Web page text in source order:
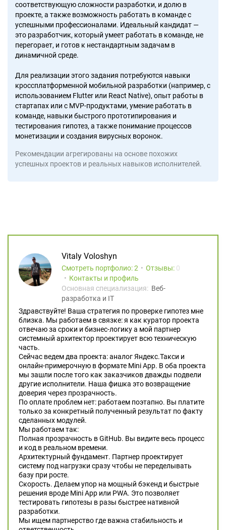
соответствующую сложности разработки, и долю в
проекте, а также возможность работать в команде с
успешными профессионалами. Идеальный кандидат —
это разработчик, который умеет работать в команде, не
перегорает, и готов к нестандартным задачам в
динамичной среде.
Для реализации этого задания потребуются навыки
кроссплатформенной мобильной разработки (например, с
использованием Flutter или React Native), опыт работы в
стартапах или с MVP-продуктами, умение работать в
команде, навыки быстрого прототипирования и
тестирования гипотез, а также понимание процессов
монетизации и создания вирусных воронок.
Рекомендации агрегированы на основе похожих
успешных проектов и реальных навыков исполнителей.
Vitaly Voloshyn
Смотреть портфолио: 2 Отзывы: 0
Контакты и профиль
Основная специализация: Веб-
разработка и IT
Здравствуйте! Ваша стратегия по проверке гипотез мне
близка. Мы работаем в связке: я как куратор проекта
отвечаю за сроки и бизнес-логику а мой партнер
системный архитектор проектирует всю техническую
часть.
Сейчас ведем два проекта: аналог Яндекс.Такси и
онлайн-примерочную в формате Mini App. В оба проекта
мы зашли после того как заказчиков дважды подвели
другие исполнители. Наша фишка это возвращение
доверия через прозрачность.
По оплате проблем нет: работаем поэтапно. Вы платите
только за конкретный полученный результат по факту
сделанных модулей.
Мы работаем так:
Полная прозрачность в GitHub. Вы видите весь процесс
и код в реальном времени.
Архитектурный фундамент. Партнер проектирует
систему под нагрузки сразу чтобы не переделывать
базу при росте.
Скорость. Делаем упор на мощный бэкенд и быстрые
решения вроде Mini App или PWA. Это позволяет
тестировать гипотезы в разы быстрее нативной
разработки.
Мы ищем партнерство где важна стабильность и